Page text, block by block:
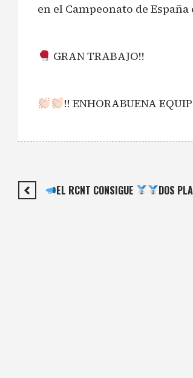
en el Campeonato de
GRAN TRABAJO!!
!! ENHORABUENA
EL RCNT CONSIGUE DOS